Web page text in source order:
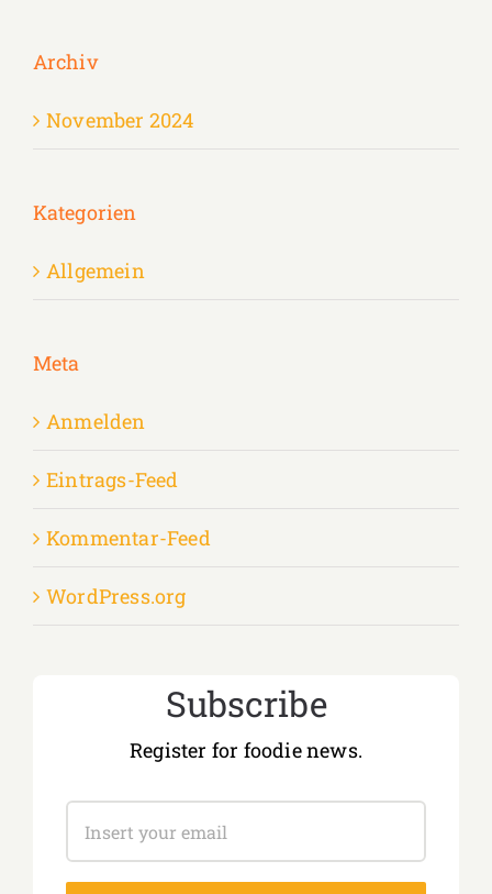
Archiv
November 2024
Kategorien
Allgemein
Meta
Anmelden
Eintrags-Feed
Kommentar-Feed
WordPress.org
Subscribe
Register for foodie news.